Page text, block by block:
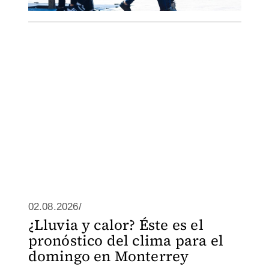
02.08.2026/
¿Lluvia y calor? Éste es el
pronóstico del clima para el
domingo en Monterrey